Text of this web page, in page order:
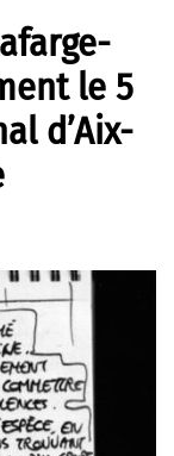
le 5
d’Aix-